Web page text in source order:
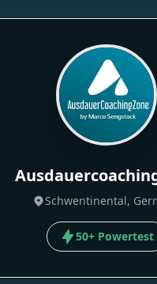
Schwentinental,
50+ Powertest